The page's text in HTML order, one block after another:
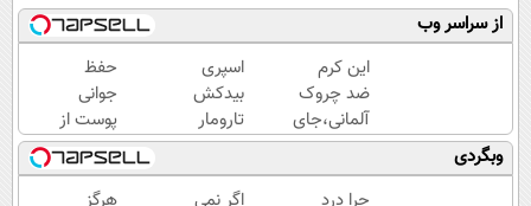
از سراسر وب
این کرم
ضد چروک
آلمانی،جای
بوتاکس رو
برات پر
میکنه!
اسپری
بیدکش
تارومار
با
اثرفوری
،
حفظ
جوانی
پوست از
اعماق
دریا با
جلبک
وبگردی
چرا درد
اگر نمی هرگز